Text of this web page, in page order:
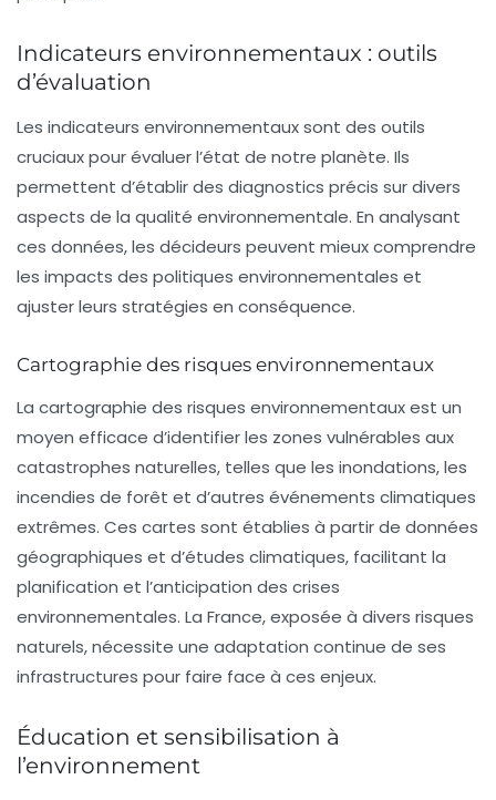
Indicateurs environnementaux : outils
d’évaluation
Les indicateurs environnementaux sont des outils
cruciaux pour évaluer l’état de notre planète. Ils
permettent d’établir des diagnostics précis sur divers
aspects de la qualité environnementale. En analysant
ces données, les décideurs peuvent mieux comprendre
les impacts des politiques environnementales et
ajuster leurs stratégies en conséquence.
Cartographie des risques environnementaux
La cartographie des risques environnementaux est un
moyen efficace d’identifier les zones vulnérables aux
catastrophes naturelles, telles que les inondations, les
incendies de forêt et d’autres événements climatiques
extrêmes. Ces cartes sont établies à partir de données
géographiques et d’études climatiques, facilitant la
planification et l’anticipation des crises
environnementales. La France, exposée à divers risques
naturels, nécessite une adaptation continue de ses
infrastructures pour faire face à ces enjeux.
Éducation et sensibilisation à
l’environnement